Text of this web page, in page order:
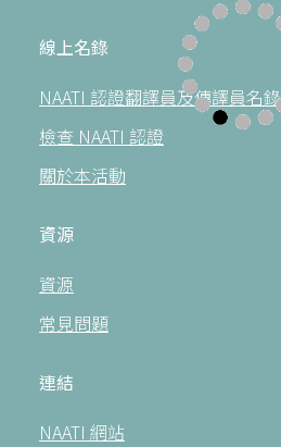
線上名錄
NAATI 認證翻譯員及傳譯員名錄
檢查 NAATI 認證
關於本活動
資源
資源
常見問題
連結
NAATI 網站